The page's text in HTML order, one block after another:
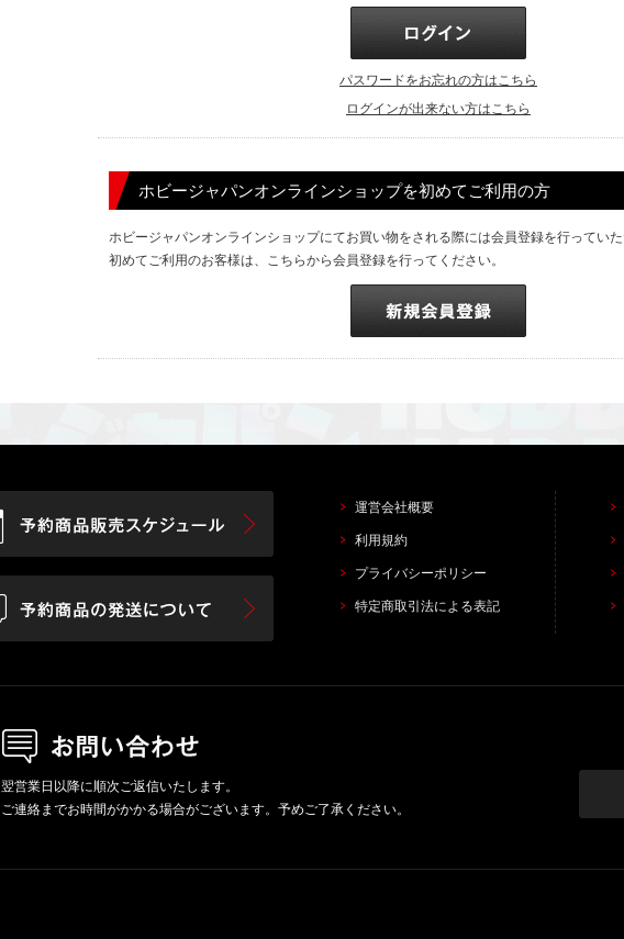
パスワードをお忘れの方はこちら
ログインが出来ない方はこちら
ホビージャパンオンラインショップを初めてご利用の方
ホビージャパンオンラインショップにてお買い物をされる際には会員登録を行っていた
初めてご利用のお客様は、こちらから会員登録を行ってください。
運営会社概要
利用規約
プライバシーポリシー
特定商取引法による表記
翌営業日以降に順次ご返信いたします。
ご連絡までお時間がかかる場合がございます。予めご了承ください。